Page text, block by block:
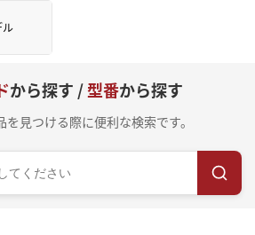
ル
から探す /型番から探す
見つける際に便利な検索です。